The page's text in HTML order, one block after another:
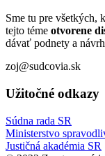
Sme tu pre všetkých,
tejto téme otvorene
dávať podnety a
zoj@sudcovia.sk
Užitočné odkazy
Súdna rada SR
Ministerstvo
Justičná akadémia SR